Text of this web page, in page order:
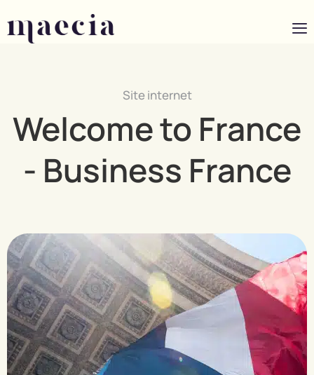
Site internet
Welcome to France
- Business France